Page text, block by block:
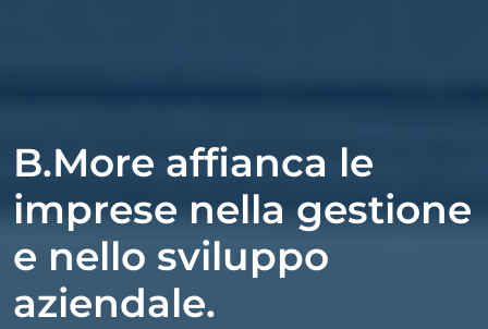
B.More affianca le
imprese nella gestione
e nello sviluppo
aziendale.